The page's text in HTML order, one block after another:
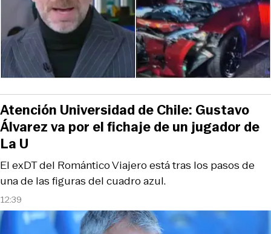
12:39
El exDT del Romántico Viajero está tras los pasos de
una de las figuras del cuadro azul.
Atención Universidad de Chile: Gustavo
Álvarez va por el fichaje de un jugador de
La U